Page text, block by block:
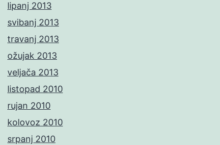
lipanj 2013
svibanj 2013
travanj 2013
ožujak 2013
veljača 2013
listopad 2010
rujan 2010
kolovoz 2010
srpanj 2010